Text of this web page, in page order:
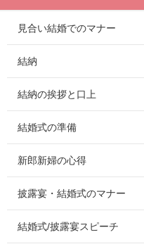
見合い結婚でのマナー
結納
結納の挨拶と口上
結婚式の準備
新郎新婦の心得
披露宴・結婚式のマナー
結婚式/披露宴スピーチ